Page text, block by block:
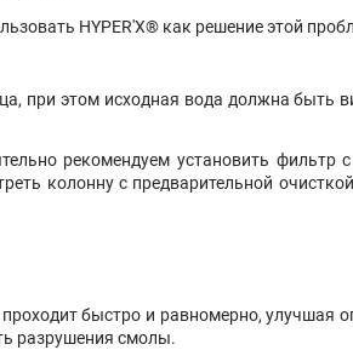
HYPER'X® как решение этой
при этом исходная вода должна быть
рекомендуем установить фильтр
колонну с предварительной
быстро и равномерно, улучшая
разрушения смолы.